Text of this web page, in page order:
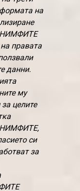
на
НИМФИТЕ
правата
данни.
му
целите
НИМФИТЕ,
си
за